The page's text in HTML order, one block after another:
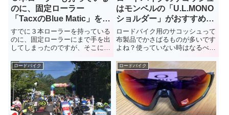
のに、固定ローラー
「TacxのBlue Matic」を買
っちゃいました。
すでに３本ローラーを持っている
のに、固定ローラーにまで手を出
してしまったのですが、そこには
固定ローラーを買った理由。数あ
る固定ローラーの中から「Tacx
のBlue Matic」を選んだ理由をお
話しします。
はモンベルの「U.L.MONO
ショルダー」がおすすめで
す。
ロードバイク用のサコッシュって
布製品でかさばるものが多いです
よね？使っていない時はなるべく
容量。軽いこともマスト。そんな
要望を叶えてくれるのが、登山用
のモンベルのサコッシュ
「U.L.MONO ショルダー」。お
すすめです。
ロードバイク ロードバイク